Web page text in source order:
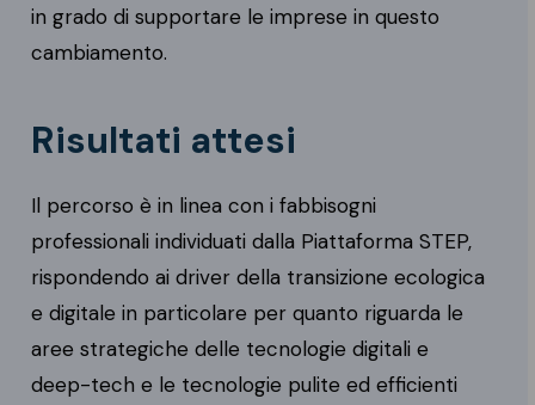
in grado di supportare le imprese in questo
cambiamento.
Risultati attesi
Il percorso è in linea con i fabbisogni
professionali individuati dalla Piattaforma STEP,
rispondendo ai driver della transizione ecologica
e digitale in particolare per quanto riguarda le
aree strategiche delle tecnologie digitali e
deep-tech e le tecnologie pulite ed efficienti